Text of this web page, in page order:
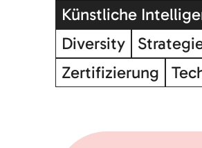
Künstliche
Diversity
Zertifizierung